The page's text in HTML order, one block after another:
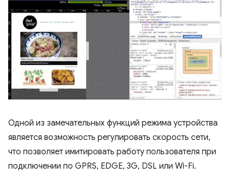
Одной из замечательных функций режима устройства
является возможность регулировать скорость сети,
что позволяет имитировать работу пользователя при
подключении по GPRS, EDGE, 3G, DSL или Wi-Fi.